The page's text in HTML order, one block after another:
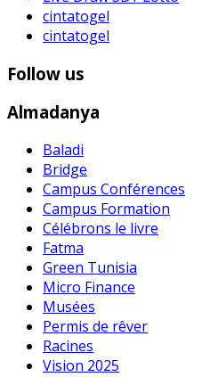
cintatogel
cintatogel
Follow us
Almadanya
Baladi
Bridge
Campus Conférences
Campus Formation
Célébrons le livre
Fatma
Green Tunisia
Micro Finance
Musées
Permis de rêver
Racines
Vision 2025